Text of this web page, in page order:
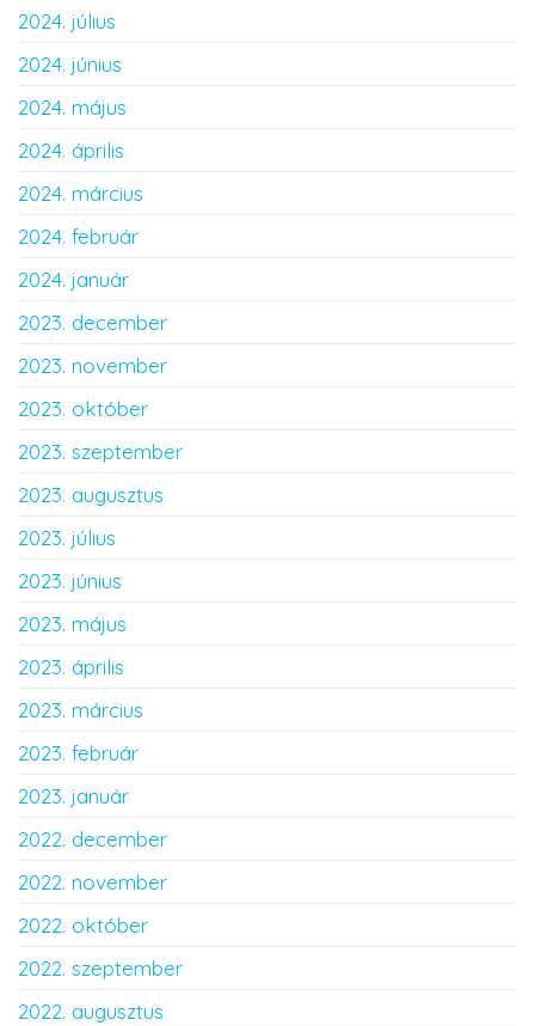
2024. július
2024. június
2024. május
2024. április
2024. március
2024. február
2024. január
2023. december
2023. november
2023. október
2023. szeptember
2023. augusztus
2023. július
2023. június
2023. május
2023. április
2023. március
2023. február
2023. január
2022. december
2022. november
2022. október
2022. szeptember
2022. augusztus